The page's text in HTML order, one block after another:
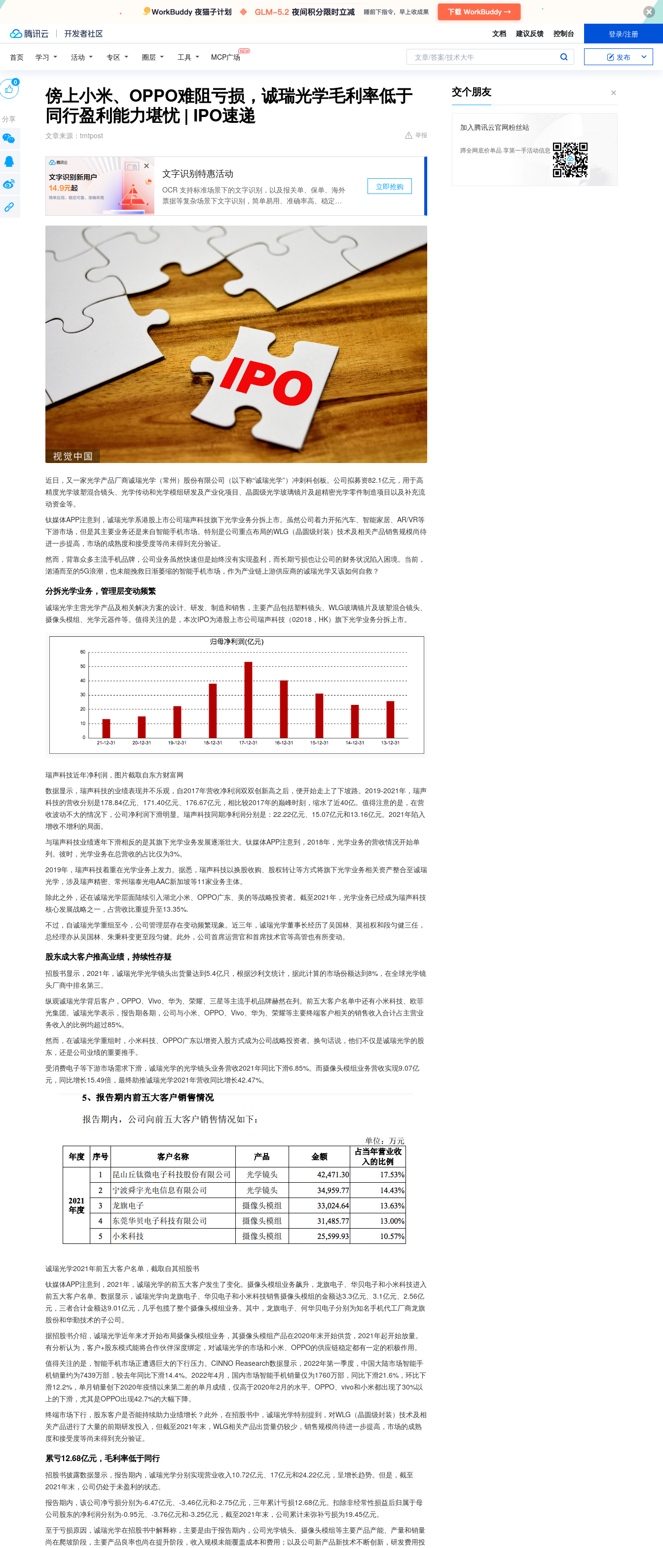
文档 建议反馈 控制台 登录/注册
首页 学习 活动 专区 圈层 工具 MCP广场 文章/答案/技术大牛 发布
傍上小米、OPPO难阻亏损，诚瑞光学毛利率低于
同行盈利能力堪忧 | IPO速递
文章来源： tmtpost 举报
广告
文字识别特惠活动
OCR 支持标准场景下的文字识别，以及报关单、保单、海外
票据等复杂场景下文字识别，简单易用、准确率高、稳定可
立即抢购
近日，又一家光学产品厂商诚瑞光学（常州）股份有限公司（以下称“诚瑞光学”）冲刺科创板。公司拟募资82.1亿元，用于高
精度光学玻塑混合镜头、光学传动和光学模组研发及产业化项目、晶圆级光学玻璃镜片及超精密光学零件制造项目以及补充流
动资金等。
钛媒体APP注意到，诚瑞光学系港股上市公司瑞声科技旗下光学业务分拆上市。虽然公司着力开拓汽车、智能家居、AR/VR等
下游市场，但是其主要业务还是来自智能手机市场。特别是公司重点布局的WLG（晶圆级封装）技术及相关产品销售规模尚待
进一步提高，市场的成熟度和接受度等尚未得到充分验证。
然而，背靠众多主流手机品牌，公司业务虽然快速但是始终没有实现盈利，而长期亏损也让公司的财务状况陷入困境。当前，
汹涌而至的5G浪潮，也未能挽救日渐萎缩的智能手机市场，作为产业链上游供应商的诚瑞光学又该如何自救？
分拆光学业务，管理层变动频繁
诚瑞光学主营光学产品及相关解决方案的设计、研发、制造和销售，主要产品包括塑料镜头、WLG玻璃镜片及玻塑混合镜头、
摄像头模组、光学元器件等。值得关注的是，本次IPO为港股上市公司瑞声科技（02018，HK）旗下光学业务分拆上市。
瑞声科技近年净利润，图片截取自东方财富网
数据显示，瑞声科技的业绩表现并不乐观，自2017年营收净利润双双创新高之后，便开始走上了下坡路。2019-2021年，瑞声
科技的营收分别是178.84亿元、171.40亿元、176.67亿元，相比较2017年的巅峰时刻，缩水了近40亿。值得注意的是，在营
收波动不大的情况下，公司净利润下滑明显。瑞声科技同期净利润分别是：22.22亿元、15.07亿元和13.16亿元。2021年陷入
增收不增利的局面。
与瑞声科技业绩逐年下滑相反的是其旗下光学业务发展逐渐壮大。钛媒体APP注意到，2018年，光学业务的营收情况开始单
列。彼时，光学业务在总营收的占比仅为3%。
2019年，瑞声科技着重在光学业务上发力。据悉，瑞声科技以换股收购、股权转让等方式将旗下光学业务相关资产整合至诚瑞
光学，涉及瑞声精密、常州瑞泰光电AAC新加坡等11家业务主体。
除此之外，还在诚瑞光学层面陆续引入湖北小米、OPPO广东、美的等战略投资者。截至2021年，光学业务已经成为瑞声科技
核心发展战略之一，占营收比重提升至13.35%.
不过，自诚瑞光学重组至今，公司管理层存在变动频繁现象。近三年，诚瑞光学董事长经历了吴国林、莫祖权和段匀健三任，
总经理亦从吴国林、朱秉科变更至段匀健。此外，公司首席运营官和首席技术官等高管也有所变动。
股东成大客户推高业绩，持续性存疑
招股书显示，2021年，诚瑞光学光学镜头出货量达到5.4亿只，根据沙利文统计，据此计算的市场份额达到8%，在全球光学镜
头厂商中排名第三。
纵观诚瑞光学背后客户，OPPO、Vivo、华为、荣耀、三星等主流手机品牌赫然在列。前五大客户名单中还有小米科技、欧菲
光集团。诚瑞光学表示，报告期各期，公司与小米、OPPO、Vivo、华为、荣耀等主要终端客户相关的销售收入合计占主营业
务收入的比例均超过85%。
然而，在诚瑞光学重组时，小米科技、OPPO广东以增资入股方式成为公司战略投资者。换句话说，他们不仅是诚瑞光学的股
东，还是公司业绩的重要推手。
受消费电子等下游市场需求下滑，诚瑞光学的光学镜头业务营收2021年同比下滑6.85%。而摄像头模组业务营收实现9.07亿
元，同比增长15.49倍，最终助推诚瑞光学2021年营收同比增长42.47%。
诚瑞光学2021年前五大客户名单，截取自其招股书
钛媒体APP注意到，2021年，诚瑞光学的前五大客户发生了变化。摄像头模组业务飙升，龙旗电子、华贝电子和小米科技进入
前五大客户名单。数据显示，诚瑞光学向龙旗电子、华贝电子和小米科技销售摄像头模组的金额达3.3亿元、3.1亿元、2.56亿
元，三者合计金额达9.01亿元，几乎包揽了整个摄像头模组业务。其中，龙旗电子、何华贝电子分别为知名手机代工厂商龙旗
股份和华勤技术的子公司。
据招股书介绍，诚瑞光学近年来才开始布局摄像头模组业务，其摄像头模组产品在2020年末开始供货，2021年起开始放量。
有分析认为，客户+股东模式能将合作伙伴深度绑定，对诚瑞光学的市场和小米、OPPO的供应链稳定都有一定的积极作用。
值得关注的是，智能手机市场正遭遇巨大的下行压力。CINNO Reasearch数据显示，2022年第一季度，中国大陆市场智能手
机销量约为7439万部，较去年同比下滑14.4%。2022年4月，国内市场智能手机销量仅为1760万部，同比下滑21.6%，环比下
滑12.2%，单月销量创下2020年疫情以来第二差的单月成绩，仅高于2020年2月的水平。OPPO、vivo和小米都出现了30%以
上的下滑，尤其是OPPO出现42.7%的大幅下降。
终端市场下行，股东客户是否能持续助力业绩增长？此外，在招股书中，诚瑞光学特别提到，对WLG（晶圆级封装）技术及相
关产品进行了大量的前期研发投入，但截至2021年末，WLG相关产品出货量仍较少，销售规模尚待进一步提高，市场的成熟
度和接受度等尚未得到充分验证。
累亏12.68亿元，毛利率低于同行
招股书披露数据显示，报告期内，诚瑞光学分别实现营业收入10.72亿元、17亿元和24.22亿元，呈增长趋势。但是，截至
2021年末，公司仍处于未盈利的状态。
报告期内，该公司净亏损分别为-6.47亿元、-3.46亿元和-2.75亿元，三年累计亏损12.68亿元。扣除非经常性损益后归属于母
公司股东的净利润分别为-0.95元、-3.76亿元和-3.25亿元，截至2021年末，公司累计未弥补亏损为19.45亿元。
至于亏损原因，诚瑞光学在招股书中解释称，主要是由于报告期内，公司光学镜头、摄像头模组等主要产品产能、产量和销量
尚在爬坡阶段，主要产品良率也尚在提升阶段，收入规模未能覆盖成本和费用；以及公司新产品新技术不断创新，研发费用投
0
分享
交个朋友
加入腾讯云官网粉丝站
蹲全网底价单品 享第一手活动信息